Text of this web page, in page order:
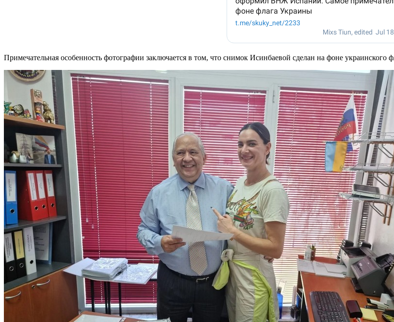
Примечательная особенность фотографии заключается в том, что снимок Исинбаевой сделан на фоне украинского